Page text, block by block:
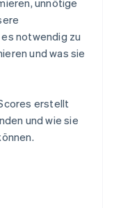
unnötige
notwendig zu
und was sie
erstellt
und wie sie